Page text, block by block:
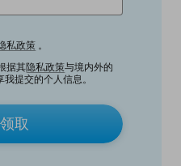
私政策 。
据其隐私政策与境内外的
提交的个人信息。
取